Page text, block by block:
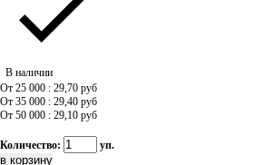
В наличии
От 25 000 : 29,70 руб
От 35 000 : 29,40 руб
От 50 000 : 29,10 руб
Количество: уп.